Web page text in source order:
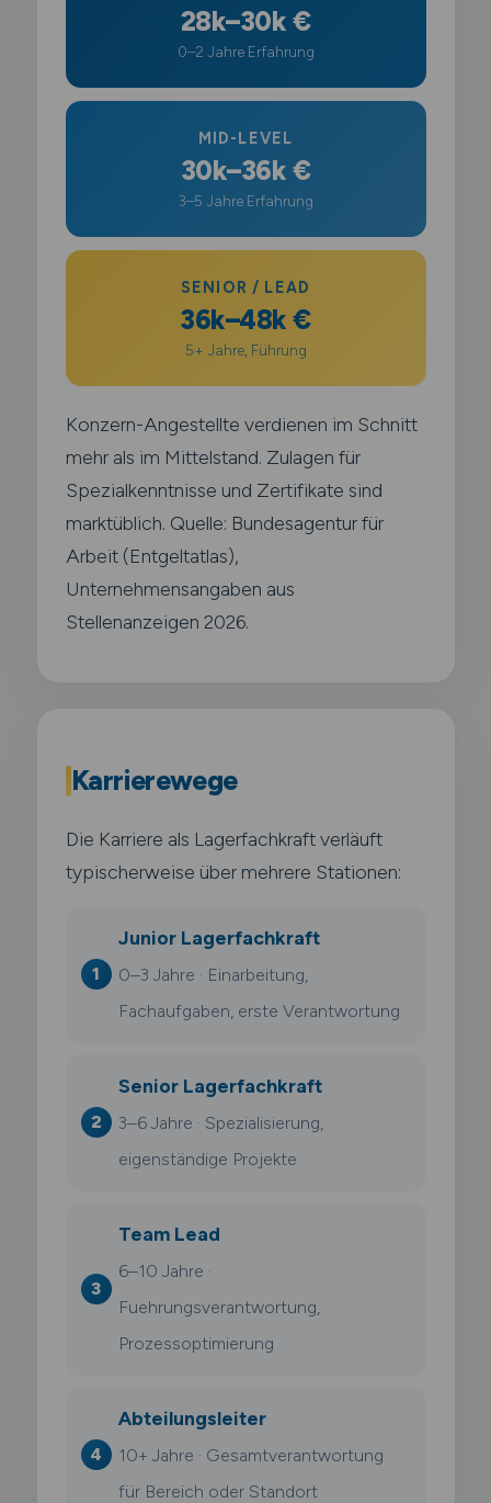
28k–30k €
0–2 Jahre Erfahrung
MID-LEVEL
30k–36k €
3–5 Jahre Erfahrung
SENIOR / LEAD
36k–48k €
5+ Jahre, Führung
Konzern-Angestellte verdienen im Schnitt
mehr als im Mittelstand. Zulagen für
Spezialkenntnisse und Zertifikate sind
marktüblich. Quelle: Bundesagentur für
Arbeit (Entgeltatlas),
Unternehmensangaben aus
Stellenanzeigen 2026.
Karrierewege
Die Karriere als Lagerfachkraft verläuft
typischerweise über mehrere Stationen:
Junior Lagerfachkraft
0–3 Jahre · Einarbeitung,
Fachaufgaben, erste Verantwortung
Senior Lagerfachkraft
3–6 Jahre · Spezialisierung,
eigenständige Projekte
Team Lead
6–10 Jahre ·
Fuehrungsverantwortung,
Prozessoptimierung
Abteilungsleiter
10+ Jahre · Gesamtverantwortung
für Bereich oder Standort